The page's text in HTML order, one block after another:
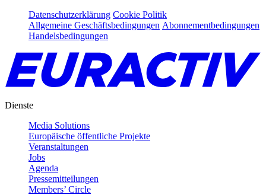
Datenschutzerklärung Cookie Politik
Allgemeine Geschäftsbedingungen Abonnementbedingungen
Handelsbedingungen
Dienste
Media Solutions
Europäische öffentliche Projekte
Veranstaltungen
Jobs
Agenda
Pressemitteilungen
Members’ Circle